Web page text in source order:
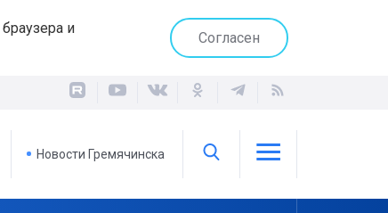
и
Согласен
Новости Гремячинска